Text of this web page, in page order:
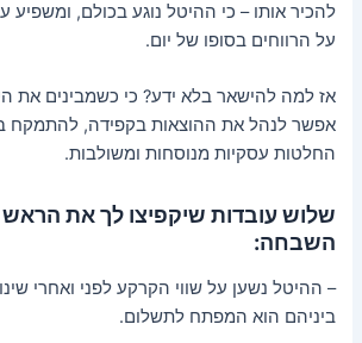
להכיר אותו – כי ההיטל נוגע בכולם, ומשפיע
על הרווחים בסופו של יום.
אז למה להישאר בלא ידע? כי כשמבינים את
אפשר לנהל את ההוצאות בקפידה, להתמקח
החלטות עסקיות מנוסחות ומשולבות.
שלוש עובדות שיקפיצו לך את הראש
השבחה:
– ההיטל נשען על שווי הקרקע לפני ואחרי
ביניהם הוא המפתח לתשלום.